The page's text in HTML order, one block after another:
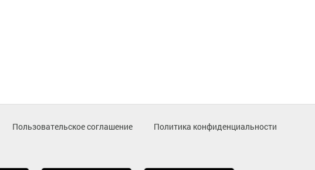
Пользовательское соглашение
Политика конфиденциальности